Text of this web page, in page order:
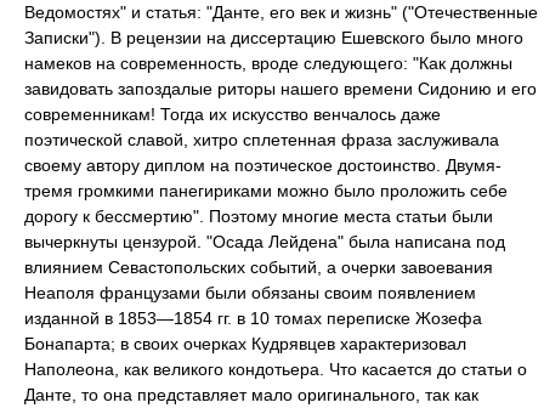
Ведомостях" и статья: "Данте, его век и жизнь" ("Отечественные
Записки"). В рецензии на диссертацию Ешевского было много
намеков на современность, вроде следующего: "Как должны
завидовать запоздалые риторы нашего времени Сидонию и его
современникам! Тогда их искусство венчалось даже
поэтической славой, хитро сплетенная фраза заслуживала
своему автору диплом на поэтическое достоинство. Двумя-
тремя громкими панегириками можно было проложить себе
дорогу к бессмертию". Поэтому многие места статьи были
вычеркнуты цензурой. "Осада Лейдена" была написана под
влиянием Севастопольских событий, а очерки завоевания
Неаполя французами были обязаны своим появлением
изданной в 1853—1854 гг. в 10 томах переписке Жозефа
Бонапарта; в своих очерках Кудрявцев характеризовал
Наполеона, как великого кондотьера. Что касается до статьи о
Данте, то она представляет мало оригинального, так как